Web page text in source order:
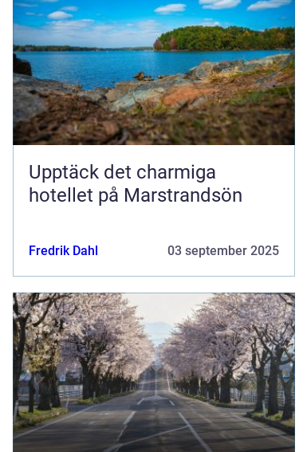
Upptäck det charmiga
hotellet på Marstrandsön
Fredrik Dahl 03 september 2025